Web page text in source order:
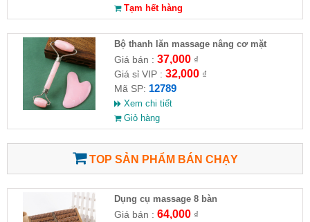
Tạm hết hàng
Bộ thanh lăn massage nâng cơ mặt
Giá bán : 37,000₫
Giá sỉ VIP : 32,000₫
Mã SP: 12789
Xem chi tiết
Giỏ hàng
TOP SẢN PHẨM BÁN CHẠY
Dụng cụ massage 8 bàn
Giá bán : 64,000₫